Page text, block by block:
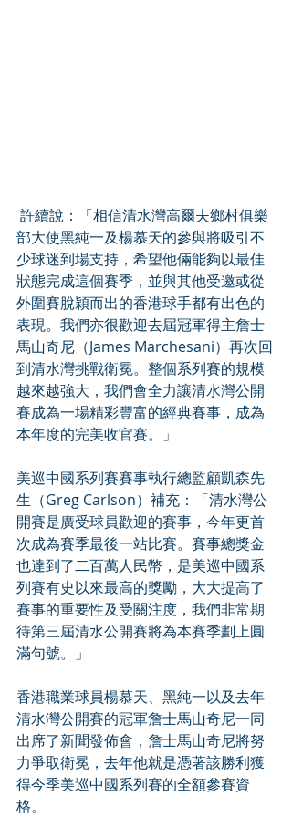
部大使黑純一及楊慕天的參與將吸引不
少球迷到場支持，希望他倆能夠以最佳
狀態完成這個賽季，並與其他受邀或從
外圍賽脫穎而出的香港球手都有出色的
表現。我們亦很歡迎去屆冠軍得主詹士
馬山奇尼（James Marchesani）再次回
到清水灣挑戰衛冕。整個系列賽的規模
越來越強大，我們會全力讓清水灣公開
賽成為一場精彩豐富的經典賽事，成為
本年度的完美收官賽。」
美巡中國系列賽賽事執行總監顧凱森先
生（Greg Carlson）補充：「清水灣公
開賽是廣受球員歡迎的賽事，今年更首
次成為賽季最後一站比賽。賽事總獎金
也達到了二百萬人民幣，是美巡中國系
列賽有史以來最高的獎勵，大大提高了
賽事的重要性及受關注度，我們非常期
待第三屆清水公開賽將為本賽季劃上圓
滿句號。」
香港職業球員楊慕天、黑純一以及去年
清水灣公開賽的冠軍詹士馬山奇尼一同
出席了新聞發佈會，詹士馬山奇尼將努
力爭取衛冕，去年他就是憑著該勝利獲
得今季美巡中國系列賽的全額參賽資
格。